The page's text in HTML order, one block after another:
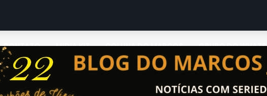
CONTATO MIDIA KIT COLUNA DO MARCOS GRUPO DO WHATS